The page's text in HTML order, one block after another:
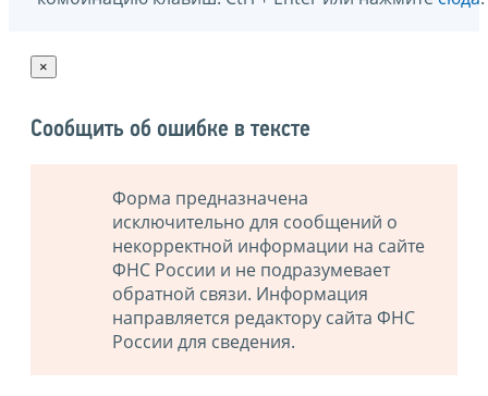
×
Сообщить об ошибке в тексте
Форма предназначена
исключительно для сообщений о
некорректной информации на сайте
ФНС России и не подразумевает
обратной связи. Информация
направляется редактору сайта ФНС
России для сведения.